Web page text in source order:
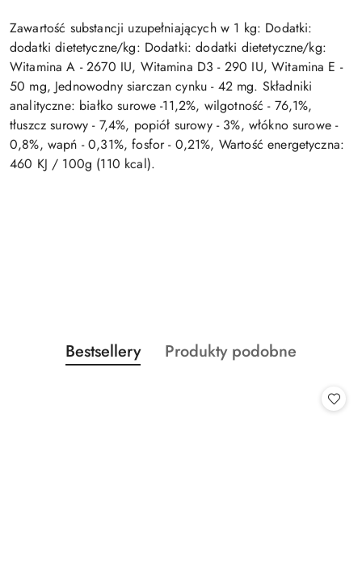
Zawartość substancji uzupełniających w 1 kg: Dodatki:
dodatki dietetyczne/kg: Dodatki: dodatki dietetyczne/kg:
Witamina A - 2670 IU, Witamina D3 - 290 IU, Witamina E -
50 mg, Jednowodny siarczan cynku - 42 mg. Składniki
analityczne: białko surowe -11,2%, wilgotność - 76,1%,
tłuszcz surowy - 7,4%, popiół surowy - 3%, włókno surowe -
0,8%, wapń - 0,31%, fosfor - 0,21%, Wartość energetyczna:
460 KJ / 100g (110 kcal).
Pomiń karuzelę produktów
Produkty
o
Bestsellery
Produkty
Produkty podobne